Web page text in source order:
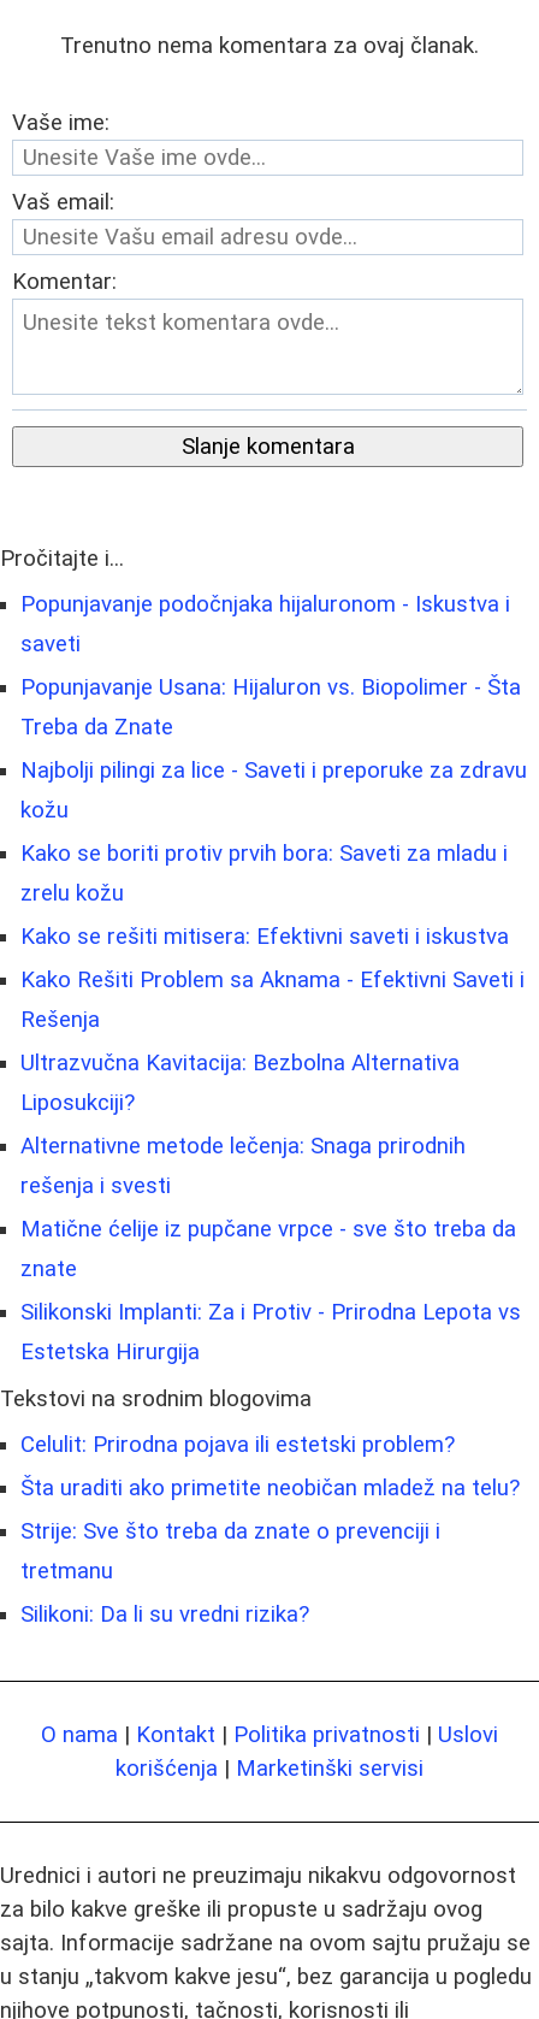
Trenutno nema komentara za ovaj članak.
Vaše ime:
Vaš email:
Komentar:
Slanje komentara
Pročitajte i...
Popunjavanje podočnjaka hijaluronom - Iskustva i
saveti
Popunjavanje Usana: Hijaluron vs. Biopolimer - Šta
Treba da Znate
Najbolji pilingi za lice - Saveti i preporuke za zdravu
kožu
Kako se boriti protiv prvih bora: Saveti za mladu i
zrelu kožu
Kako se rešiti mitisera: Efektivni saveti i iskustva
Kako Rešiti Problem sa Aknama - Efektivni Saveti i
Rešenja
Ultrazvučna Kavitacija: Bezbolna Alternativa
Liposukciji?
Alternativne metode lečenja: Snaga prirodnih
rešenja i svesti
Matične ćelije iz pupčane vrpce - sve što treba da
znate
Silikonski Implanti: Za i Protiv - Prirodna Lepota vs
Estetska Hirurgija
Tekstovi na srodnim blogovima
Celulit: Prirodna pojava ili estetski problem?
Šta uraditi ako primetite neobičan mladež na telu?
Strije: Sve što treba da znate o prevenciji i
tretmanu
Silikoni: Da li su vredni rizika?
O nama | Kontakt | Politika privatnosti | Uslovi
korišćenja | Marketinški servisi
Urednici i autori ne preuzimaju nikakvu odgovornost
za bilo kakve greške ili propuste u sadržaju ovog
sajta. Informacije sadržane na ovom sajtu pružaju se
u stanju „takvom kakve jesu“, bez garancija u pogledu
njihove potpunosti, tačnosti, korisnosti ili